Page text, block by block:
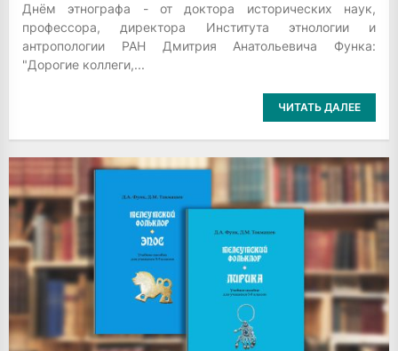
Днём этнографа - от доктора исторических наук,
профессора, директора Института этнологии и
антропологии РАН Дмитрия Анатольевича Функа:
"Дорогие коллеги,...
ЧИТАТЬ ДАЛЕЕ